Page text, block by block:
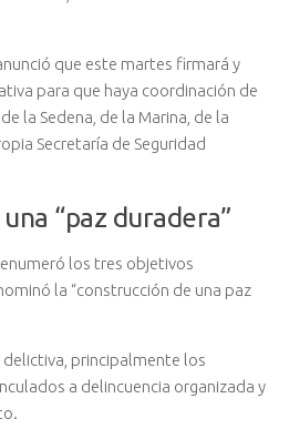
que este martes firmará y
para que haya coordinación de
la Sedena, de la Marina, de la
Secretaría de Seguridad
“paz duradera”
los tres objetivos
la “construcción de una paz
delictiva, principalmente los
a delincuencia organizada y